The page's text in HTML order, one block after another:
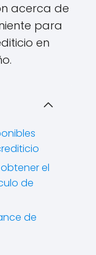
acerca de
para
en
el
de
de